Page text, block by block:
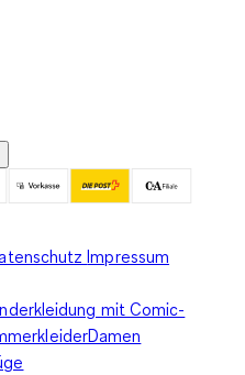
Impressum
mit Comic-
Damen